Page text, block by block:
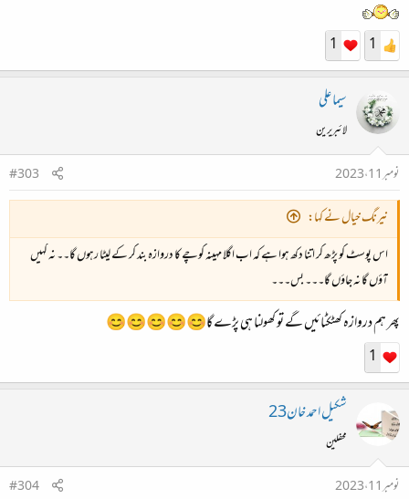
1
1
سیما علی
لائبریرین
نومبر 11، 2023
#303
نیرنگ خیال نے کہا:
اس پوسٹ کو پڑھ کر اتنا دکھ ہوا ہے کہ اب اگلا مہینہ کوچے کا دروازہ بند کر کے لیٹا رہوں گا۔۔ نہ کہیں
آؤں گا نہ جاؤں گا۔۔۔ بس۔۔۔
پھر ہم دروازہ کھٹکٹائیں گے تو کھولنا ہی پڑے گا😊😊😊😊😊
1
شکیل احمد خان23
محفلین
نومبر 11، 2023
#304